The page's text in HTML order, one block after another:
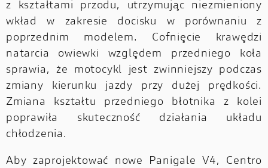
z kształtami przodu, utrzymując niezmieniony
wkład w zakresie docisku w porównaniu z
poprzednim modelem. Cofnięcie krawędzi
natarcia owiewki względem przedniego koła
sprawia, że motocykl jest zwinniejszy podczas
zmiany kierunku jazdy przy dużej prędkości.
Zmiana kształtu przedniego błotnika z kolei
poprawiła skuteczność działania układu
chłodzenia.
Aby zaprojektować nowe Panigale V4, Centro